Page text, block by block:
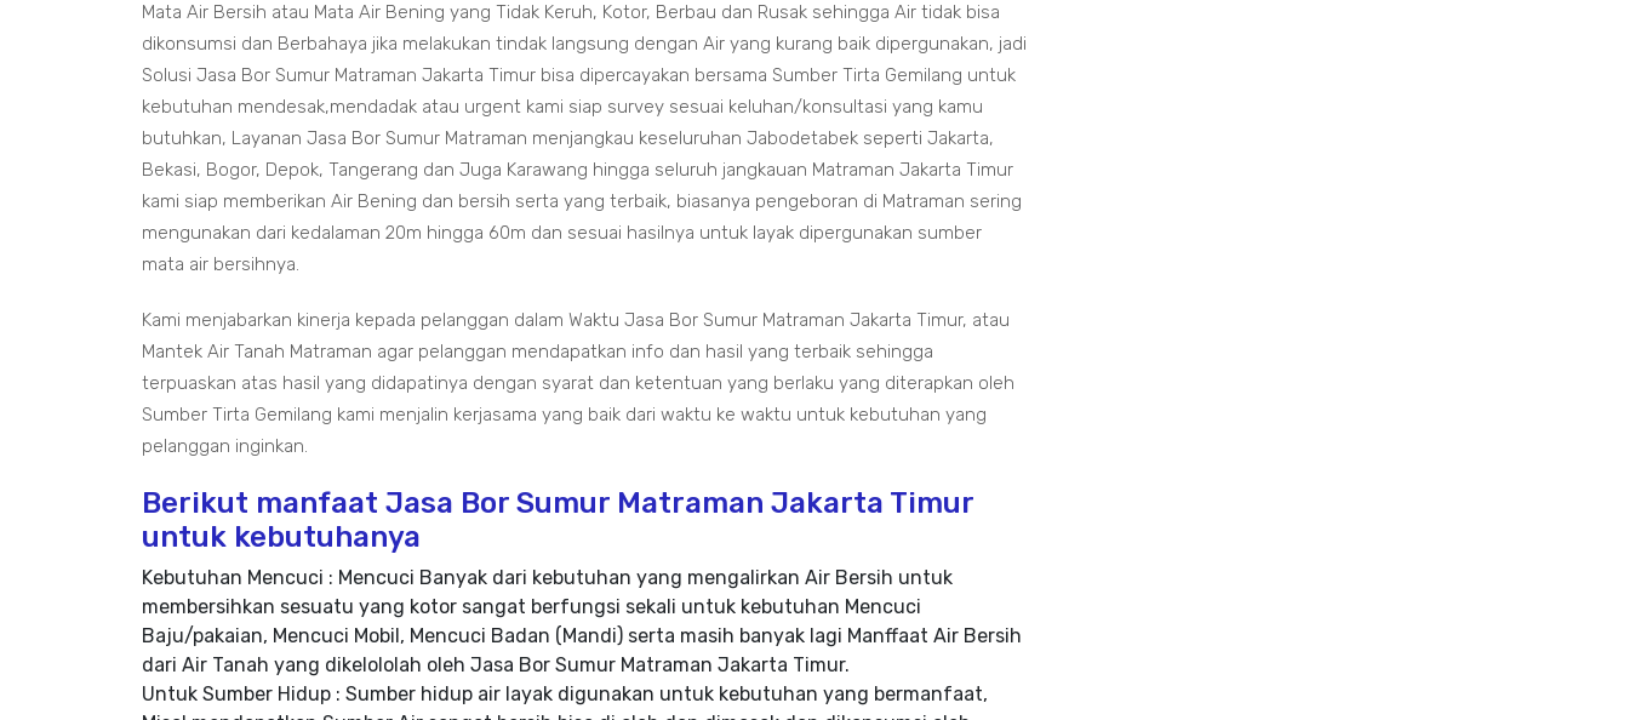
Mata Air Bersih atau Mata Air Bening yang Tidak Keruh, Kotor, Berbau dan Rusak sehingga Air tidak bisa
dikonsumsi dan Berbahaya jika melakukan tindak langsung dengan Air yang kurang baik dipergunakan, jadi
Solusi Jasa Bor Sumur Matraman Jakarta Timur bisa dipercayakan bersama Sumber Tirta Gemilang untuk
kebutuhan mendesak,mendadak atau urgent kami siap survey sesuai keluhan/konsultasi yang kamu
butuhkan, Layanan Jasa Bor Sumur Matraman menjangkau keseluruhan Jabodetabek seperti Jakarta,
Bekasi, Bogor, Depok, Tangerang dan Juga Karawang hingga seluruh jangkauan Matraman Jakarta Timur
kami siap memberikan Air Bening dan bersih serta yang terbaik, biasanya pengeboran di Matraman sering
mengunakan dari kedalaman 20m hingga 60m dan sesuai hasilnya untuk layak dipergunakan sumber
mata air bersihnya.
Kami menjabarkan kinerja kepada pelanggan dalam Waktu Jasa Bor Sumur Matraman Jakarta Timur, atau
Mantek Air Tanah Matraman agar pelanggan mendapatkan info dan hasil yang terbaik sehingga
terpuaskan atas hasil yang didapatinya dengan syarat dan ketentuan yang berlaku yang diterapkan oleh
Sumber Tirta Gemilang kami menjalin kerjasama yang baik dari waktu ke waktu untuk kebutuhan yang
pelanggan inginkan.
Berikut manfaat Jasa Bor Sumur Matraman Jakarta Timur
untuk kebutuhanya
Kebutuhan Mencuci : Mencuci Banyak dari kebutuhan yang mengalirkan Air Bersih untuk
membersihkan sesuatu yang kotor sangat berfungsi sekali untuk kebutuhan Mencuci
Baju/pakaian, Mencuci Mobil, Mencuci Badan (Mandi) serta masih banyak lagi Manffaat Air Bersih
dari Air Tanah yang dikelololah oleh Jasa Bor Sumur Matraman Jakarta Timur.
Untuk Sumber Hidup : Sumber hidup air layak digunakan untuk kebutuhan yang bermanfaat,